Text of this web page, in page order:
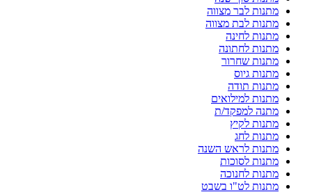
מתנות לבר מצווה
מתנות לבת מצווה
מתנות לחינה
מתנות לחתונה
מתנות שחרור
מתנות גיוס
מתנות תודה
מתנות למילואים
מתנה למפקד/ת
מתנות לקיץ
מתנות לחג
מתנות לראש השנה
מתנות לסוכות
מתנות לחנוכה
מתנות לט"ו בשבט